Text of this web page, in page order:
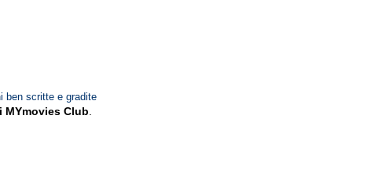
ben scritte e gradite
MYmovies Club